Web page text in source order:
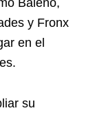
Baleno,
y Fronx
en el
su